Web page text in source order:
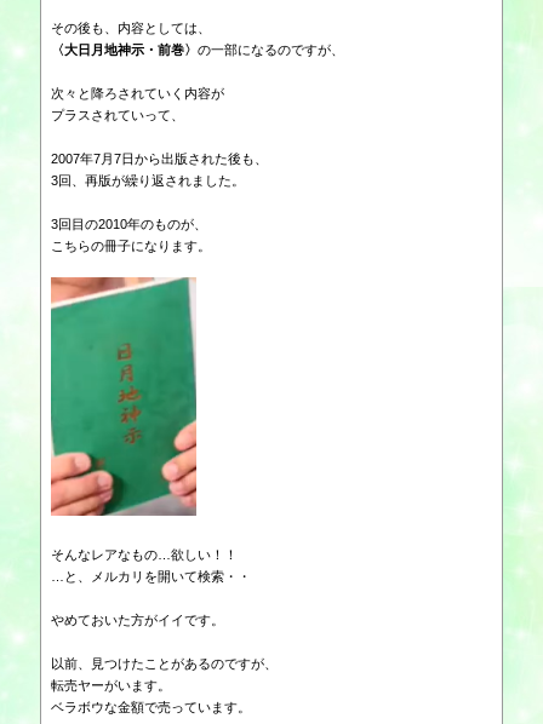
その後も、内容としては、
〈大日月地神示・前巻〉の一部になるのですが、
次々と降ろされていく内容が
プラスされていって、
2007年7月7日から出版された後も、
3回、再版が繰り返されました。
3回目の2010年のものが、
こちらの冊子になります。
そんなレアなもの…欲しい！！
…と、メルカリを開いて検索・・
やめておいた方がイイです。
以前、見つけたことがあるのですが、
転売ヤーがいます。
ベラボウな金額で売っています。